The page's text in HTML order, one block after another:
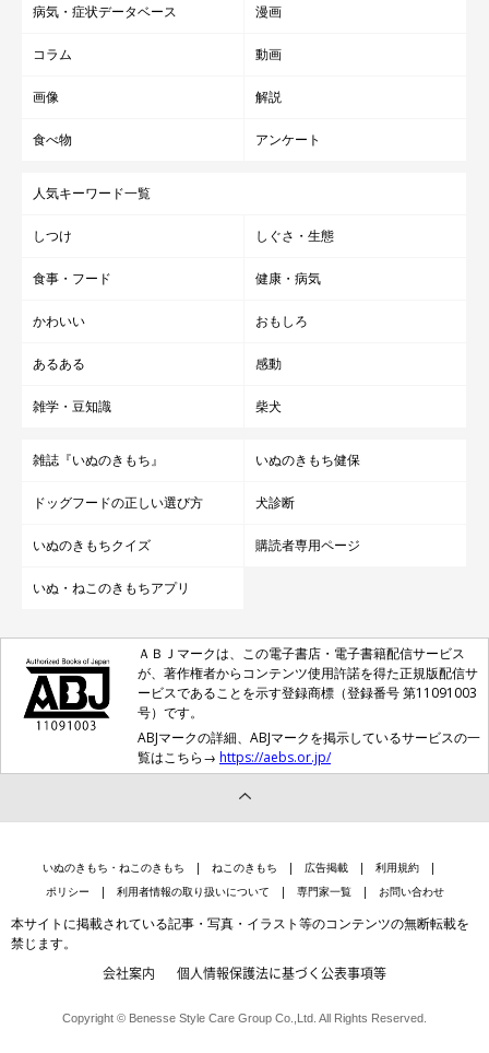
病気・症状データベース 漫画
コラム 動画
画像 解説
食べ物 アンケート
人気キーワード一覧
しつけ しぐさ・生態
食事・フード 健康・病気
かわいい おもしろ
あるある 感動
雑学・豆知識 柴犬
雑誌『いぬのきもち』 いぬのきもち健保
ドッグフードの正しい選び方 犬診断
いぬのきもちクイズ 購読者専用ページ
いぬ・ねこのきもちアプリ
ＡＢＪマークは、この電子書店・電子書籍配信サービス
が、著作権者からコンテンツ使用許諾を得た正規版配信サ
ービスであることを示す登録商標（登録番号 第11091003
号）です。
ABJマークの詳細、ABJマークを掲示しているサービスの一
覧はこちら→ https://aebs.or.jp/
いぬのきもち・ねこのきもち ねこのきもち 広告掲載
利用規約
ポリシー
利用者情報の取り扱いについて 専門家一覧 お問い合わせ
本サイトに掲載されている記事・写真・イラスト等のコンテンツの無断転載を
禁じます。
会社案内 個人情報保護法に基づく公表事項等
Copyright © Benesse Style Care Group Co.,Ltd. All Rights Reserved.